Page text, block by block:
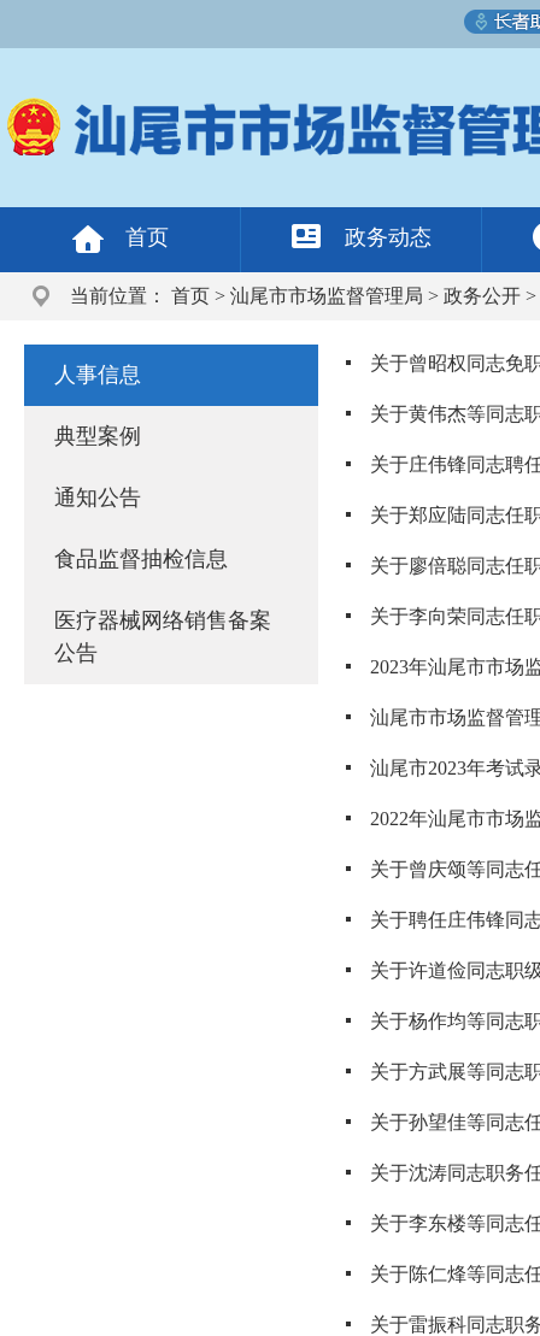
首页 政务动态
当前位置： 首页 > 汕尾市市场监督管理局 > 政务公开 >
人事信息
典型案例
通知公告
食品监督抽检信息
医疗器械网络销售备案
公告
关于曾昭权同志免
关于黄伟杰等同志
关于庄伟锋同志聘
关于郑应陆同志任
关于廖倍聪同志任
关于李向荣同志任
2023年汕尾市市场
汕尾市市场监督管
汕尾市2023年考试
2022年汕尾市市场
关于曾庆颂等同志
关于聘任庄伟锋同
关于许道俭同志职
关于杨作均等同志
关于方武展等同志
关于孙望佳等同志
关于沈涛同志职务
关于李东楼等同志
关于陈仁烽等同志
关于雷振科同志职